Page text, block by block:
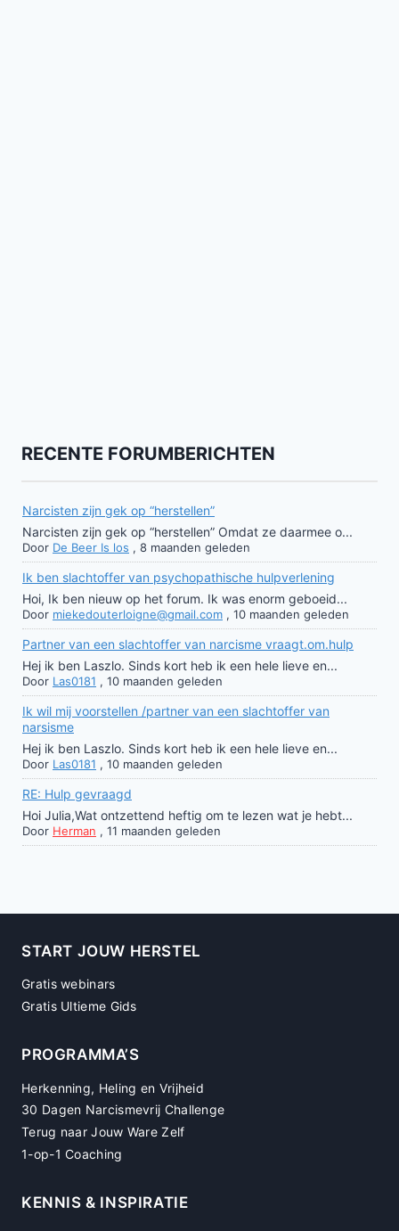
RECENTE FORUMBERICHTEN
Narcisten zijn gek op “herstellen”
Narcisten zijn gek op “herstellen” Omdat ze daarmee o...
Door De Beer Is los , 8 maanden geleden
Ik ben slachtoffer van psychopathische hulpverlening
Hoi, Ik ben nieuw op het forum. Ik was enorm geboeid...
Door miekedouterloigne@gmail.com , 10 maanden geleden
Partner van een slachtoffer van narcisme vraagt.om.hulp
Hej ik ben Laszlo. Sinds kort heb ik een hele lieve en...
Door Las0181 , 10 maanden geleden
Ik wil mij voorstellen /partner van een slachtoffer van
narsisme
Hej ik ben Laszlo. Sinds kort heb ik een hele lieve en...
Door Las0181 , 10 maanden geleden
RE: Hulp gevraagd
Hoi Julia,Wat ontzettend heftig om te lezen wat je hebt...
Door Herman , 11 maanden geleden
START JOUW HERSTEL
Gratis webinars
Gratis Ultieme Gids
PROGRAMMA’S
Herkenning, Heling en Vrijheid
30 Dagen Narcismevrij Challenge
Terug naar Jouw Ware Zelf
1-op-1 Coaching
KENNIS & INSPIRATIE